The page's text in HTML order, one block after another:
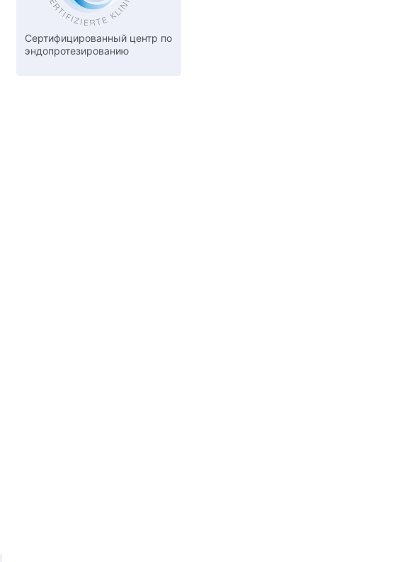
Сертифицированный центр по
эндопротезированию